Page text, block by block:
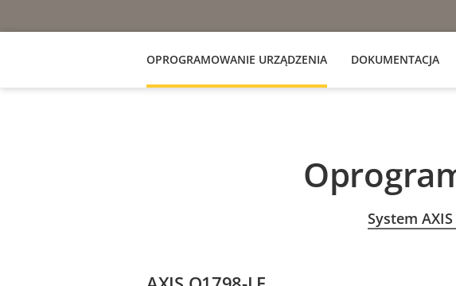
OPROGRAMOWANIE URZĄDZENIA DOKUMENTACJA
System